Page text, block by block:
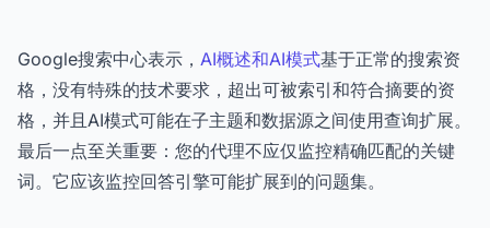
Google搜索中心表示， AI概述和AI模式基于正常的搜索资
格，没有特殊的技术要求，超出可被索引和符合摘要的资
格，并且AI模式可能在子主题和数据源之间使用查询扩展。
最后一点至关重要：您的代理不应仅监控精确匹配的关键
词。它应该监控回答引擎可能扩展到的问题集。